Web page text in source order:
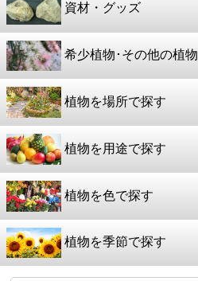
資材・グッズ
希少植物･その他の植物
植物を場所で探す
植物を用途で探す
植物を色で探す
植物を季節で探す